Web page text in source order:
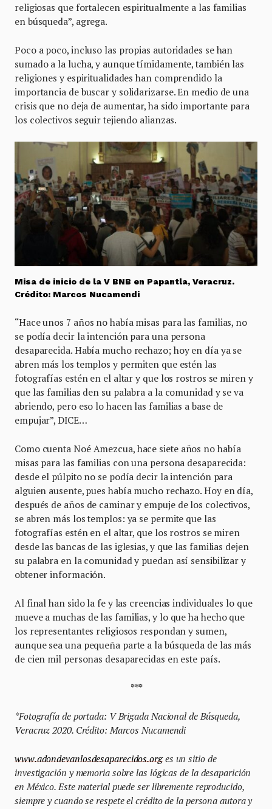
religiosas que fortalecen espiritualmente a las familias
en búsqueda”, agrega.
Poco a poco, incluso las propias autoridades se han
sumado a la lucha, y aunque tímidamente, también las
religiones y espiritualidades han comprendido la
importancia de buscar y solidarizarse. En medio de una
crisis que no deja de aumentar, ha sido importante para
los colectivos seguir tejiendo alianzas.
Misa de inicio de la V BNB en Papantla, Veracruz.
Crédito: Marcos Nucamendi
“Hace unos 7 años no había misas para las familias, no
se podía decir la intención para una persona
desaparecida. Había mucho rechazo; hoy en día ya se
abren más los templos y permiten que estén las
fotografías estén en el altar y que los rostros se miren y
que las familias den su palabra a la comunidad y se va
abriendo, pero eso lo hacen las familias a base de
empujar”, DICE…
Como cuenta Noé Amezcua, hace siete años no había
misas para las familias con una persona desaparecida:
desde el púlpito no se podía decir la intención para
alguien ausente, pues había mucho rechazo. Hoy en día,
después de años de caminar y empuje de los colectivos,
se abren más los templos: ya se permite que las
fotografías estén en el altar, que los rostros se miren
desde las bancas de las iglesias, y que las familias dejen
su palabra en la comunidad y puedan así sensibilizar y
obtener información.
Al final han sido la fe y las creencias individuales lo que
mueve a muchas de las familias, y lo que ha hecho que
los representantes religiosos respondan y sumen,
aunque sea una pequeña parte a la búsqueda de las más
de cien mil personas desaparecidas en este país.
***
*Fotografía de portada: V Brigada Nacional de Búsqueda,
Veracruz 2020. Crédito: Marcos Nucamendi
www.adondevanlosdesaparecidos.orges un sitio de
investigación y memoria sobre las lógicas de la desaparición
en México. Este material puede ser libremente reproducido,
siempre y cuando se respete el crédito de la persona autora y